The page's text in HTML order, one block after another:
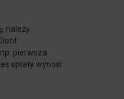
należy
pierwsza
spłaty wynosi